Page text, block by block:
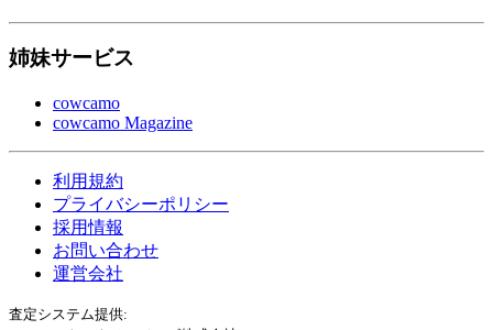
姉妹サービス
cowcamo
cowcamo Magazine
利用規約
プライバシーポリシー
採用情報
お問い合わせ
運営会社
査定システム提供: